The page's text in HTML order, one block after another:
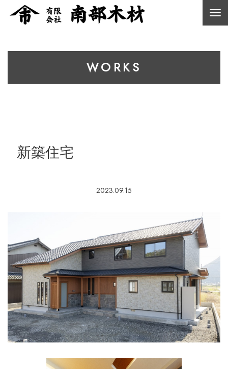
WORKS
新築住宅
2023.09.15